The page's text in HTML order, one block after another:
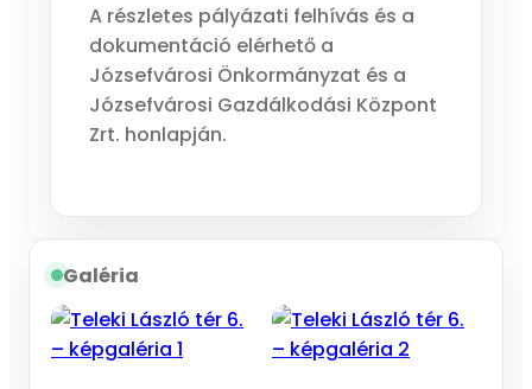
A részletes pályázati felhívás és a
dokumentáció elérhető a
Józsefvárosi Önkormányzat és a
Józsefvárosi Gazdálkodási Központ
Zrt. honlapján.
Galéria